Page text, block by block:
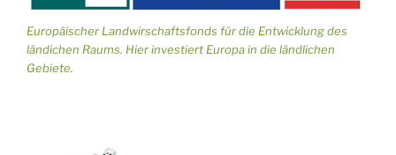
Europäischer Landwirschaftsfonds für die Entwicklung des
ländichen Raums. Hier investiert Europa in die ländlichen
Gebiete.